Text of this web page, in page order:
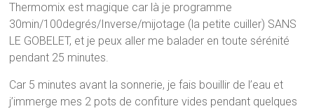
Thermomix est magique car là je programme
30min/100degrés/Inverse/mijotage (la petite cuiller) SANS
LE GOBELET, et je peux aller me balader en toute sérénité
pendant 25 minutes.
Car 5 minutes avant la sonnerie, je fais bouillir de l’eau et
j’immerge mes 2 pots de confiture vides pendant quelques